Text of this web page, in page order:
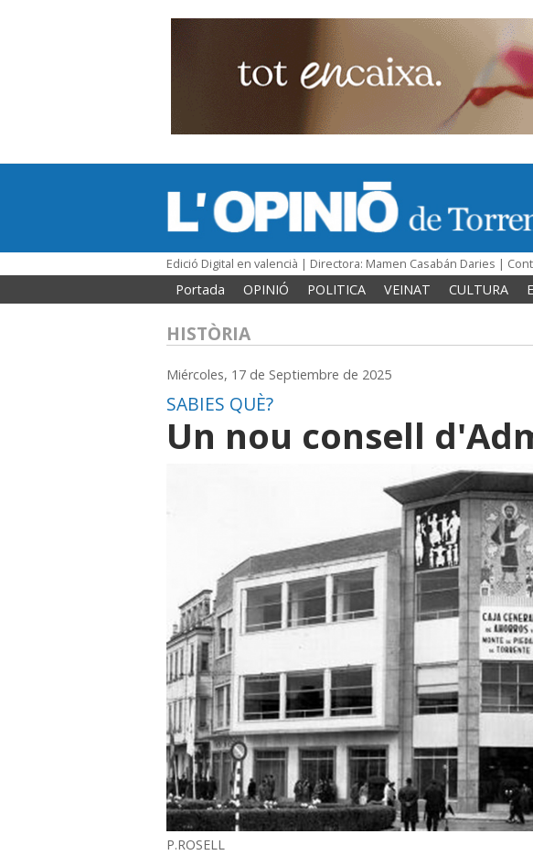
Edició Digital en valencià | Directora: Mamen Casabán Daries |
Portada OPINIÓ POLITICA VEINAT CULTURA
HISTÒRIA
Miércoles, 17 de Septiembre de 2025
SABIES QUÈ?
Un nou consell
P.ROSELL